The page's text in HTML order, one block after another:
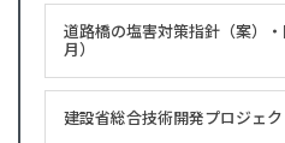
道路橋の塩害対策指針（案）
月）
建設省総合技術開発プロジェク